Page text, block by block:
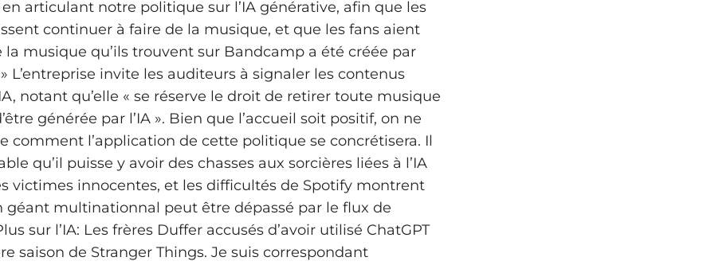
articulant notre politique sur l’IA générative, afin que les
continuer à faire de la musique, et que les fans aient
la musique qu’ils trouvent sur Bandcamp a été créée par
L’entreprise invite les auditeurs à signaler les contenus
notant qu’elle « se réserve le droit de retirer toute musique
générée par l’IA ». Bien que l’accueil soit positif, on ne
comment l’application de cette politique se concrétisera. Il
qu’il puisse y avoir des chasses aux sorcières liées à l’IA
victimes innocentes, et les difficultés de Spotify montrent
géant multinationnal peut être dépassé par le flux de
sur l’IA: Les frères Duffer accusés d’avoir utilisé ChatGPT
saison de Stranger Things. Je suis correspondant